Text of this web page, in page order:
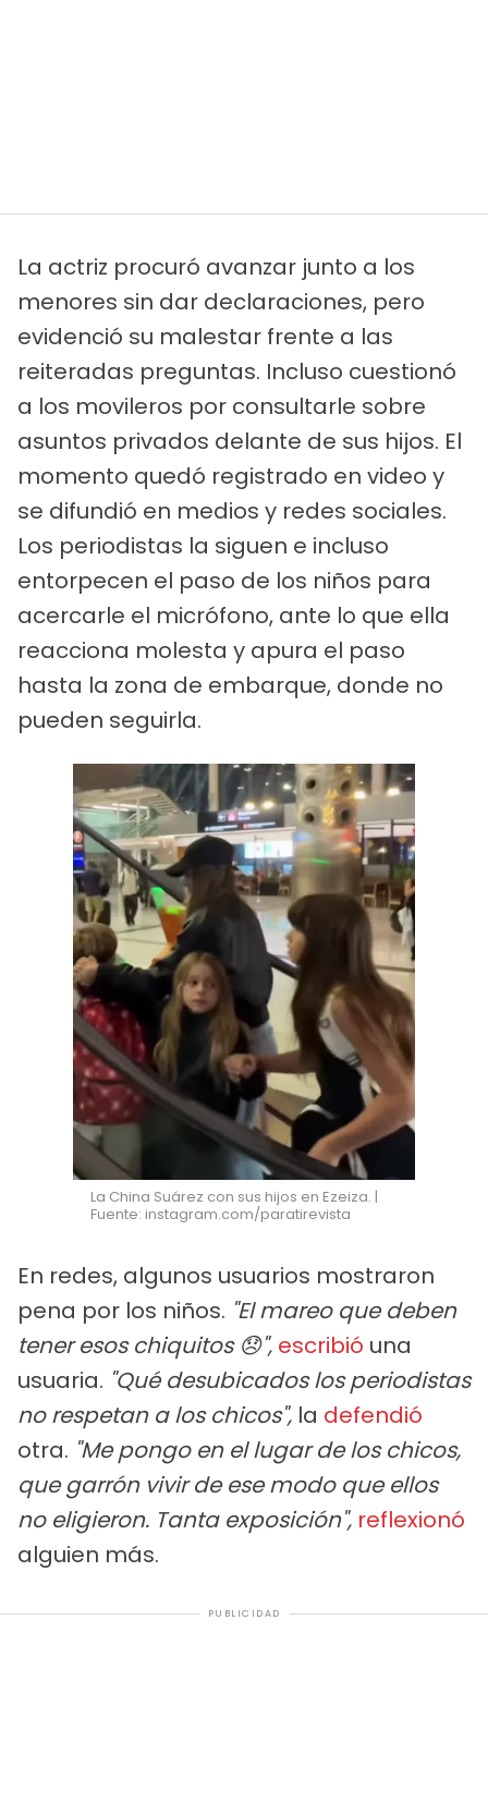
La actriz procuró avanzar junto a los
menores sin dar declaraciones, pero
evidenció su malestar frente a las
reiteradas preguntas. Incluso cuestionó
a los movileros por consultarle sobre
asuntos privados delante de sus hijos. El
momento quedó registrado en video y
se difundió en medios y redes sociales.
Los periodistas la siguen e incluso
entorpecen el paso de los niños para
acercarle el micrófono, ante lo que ella
reacciona molesta y apura el paso
hasta la zona de embarque, donde no
pueden seguirla.
La China Suárez con sus hijos en Ezeiza. |
Fuente: instagram.com/paratirevista
En redes, algunos usuarios mostraron
pena por los niños. "El mareo que deben
tener esos chiquitos 😞", escribió una
usuaria. "Qué desubicados los periodistas
no respetan a los chicos", la defendió
otra. "Me pongo en el lugar de los chicos,
que garrón vivir de ese modo que ellos
no eligieron. Tanta exposición", reflexionó
alguien más.
PUBLICIDAD